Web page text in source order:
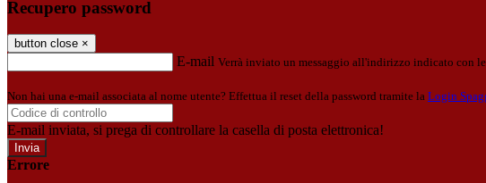
Recupero password
button close ×
E-mail Verrà inviato un messaggio all'indirizzo indicato con
Non hai una e-mail associata al nome utente? Effettua il reset della password tramite la Login
E-mail inviata, si prega di controllare la casella di posta elettronica!
Errore